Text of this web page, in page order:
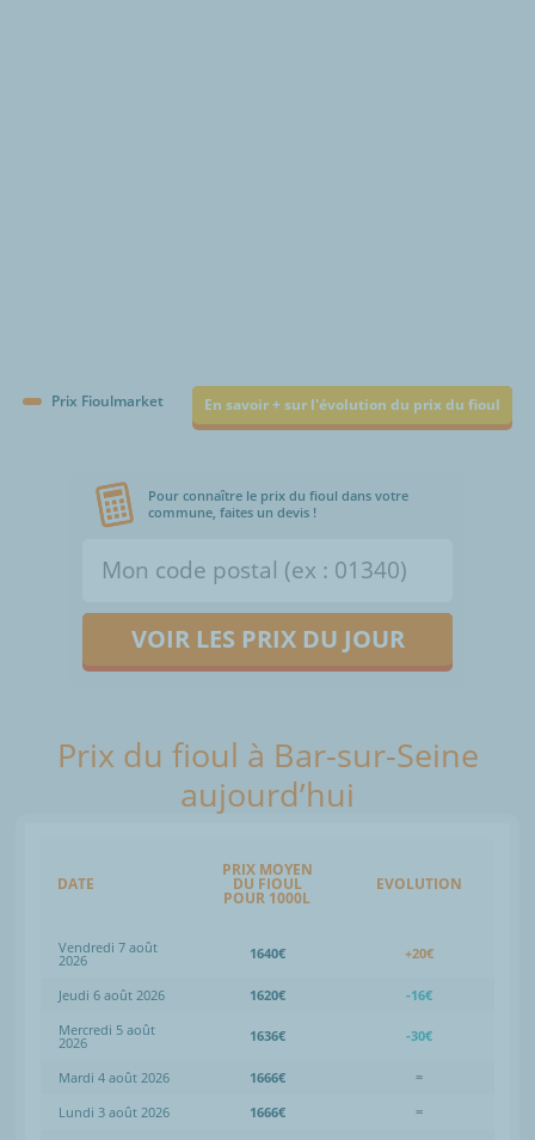
Prix Fioulmarket En savoir + sur l'évolution du prix du fioul
Pour connaître le prix du fioul dans votre
commune, faites un devis !
VOIR LES PRIX DU JOUR
Prix du fioul à Bar-sur-Seine
aujourd’hui
DATE
PRIX MOYEN
DU FIOUL
POUR 1000L
EVOLUTION
Vendredi 7 août
2026 1640€ +20€
Jeudi 6 août 2026 1620€
-16€
Mercredi 5 août
2026 1636€ -30€
Mardi 4 août 2026 1666€
=
Lundi 3 août 2026
1666€
=